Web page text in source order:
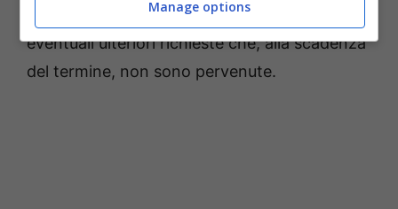
numero maggiore al fine di venire incontro ad
eventuali ulteriori richieste che, alla scadenza
del termine, non sono pervenute.
Manage options